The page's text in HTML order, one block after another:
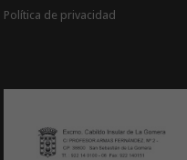
Política de privacidad